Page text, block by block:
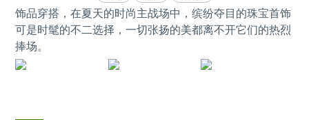
饰品穿搭，在夏天的时尚主战场中，缤纷夺目的珠宝首饰
可是时髦的不二选择，一切张扬的美都离不开它们的热烈
捧场。